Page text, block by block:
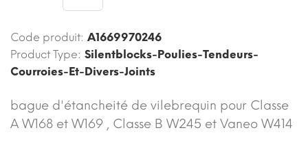
Code produit: A1669970246
Product Type: Silentblocks-Poulies-Tendeurs-
Courroies-Et-Divers-Joints
bague d'étancheité de vilebrequin pour Classe
A W168 et W169 , Classe B W245 et Vaneo W414